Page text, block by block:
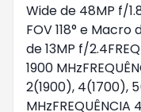
Wide de 48MP f/
FOV 118° e
de 13MP f/
1900
2(1900), 4(1700),
MHzFREQUÊNCIA